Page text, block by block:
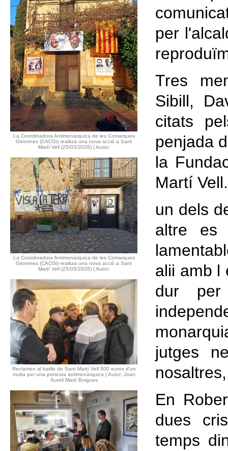
La Coordinadora Antimonàrquica de les Comarques
Gironines (CACGi) realitza una nova acció a Sant
Martí Vell (25/03/2026) | Autor:
La Coordinadora Antimonàrquica de les Comarques
Gironines (CACGi) realitza una nova acció a Sant
Martí Vell (25/03/2026) | Autor:
Reclamen al batlle de Sant Martí Vell 300 euros d'un
multa per una protesta antimonàrquica | Autor: Joan
Aureli Martí Boigues
per
Tres
Sibill,
citats
penjada
la
Martí Vell.
un dels
altre es
alii amb l
dur
jutges
En
dues
temps